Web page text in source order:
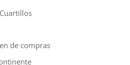
de compras